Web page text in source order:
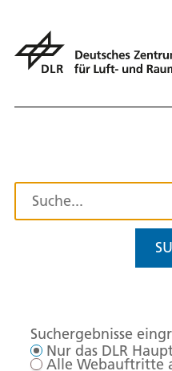
Suchergebnisse
Nur das DLR
Alle Webauftritte